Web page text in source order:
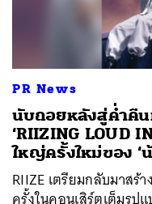
PR News
นับถอยหลังสู่ค่ำคืน
‘RIIZING LOUD
ใหญ่ครั้งใหม่ของ ‘
RIIZE เตรียมกลับมาสร้
ครั้งในคอนเสิร์ตเต็มรูป